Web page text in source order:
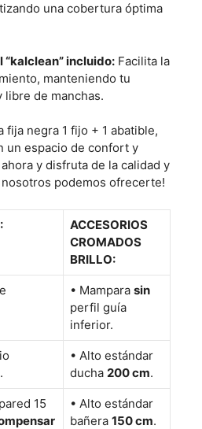
una cobertura óptima
incluido: Facilita la
manteniendo tu
libre de manchas.
fija negra 1 fijo + 1 abatible,
un espacio de confort y
y disfruta de la calidad y
podemos ofrecerte!
ACCESORIOS
CROMADOS
BRILLO:
• Mampara sin
perfil guía
inferior.
.
• Alto estándar
ducha 200 cm.
15
• Alto estándar
bañera 150 cm.